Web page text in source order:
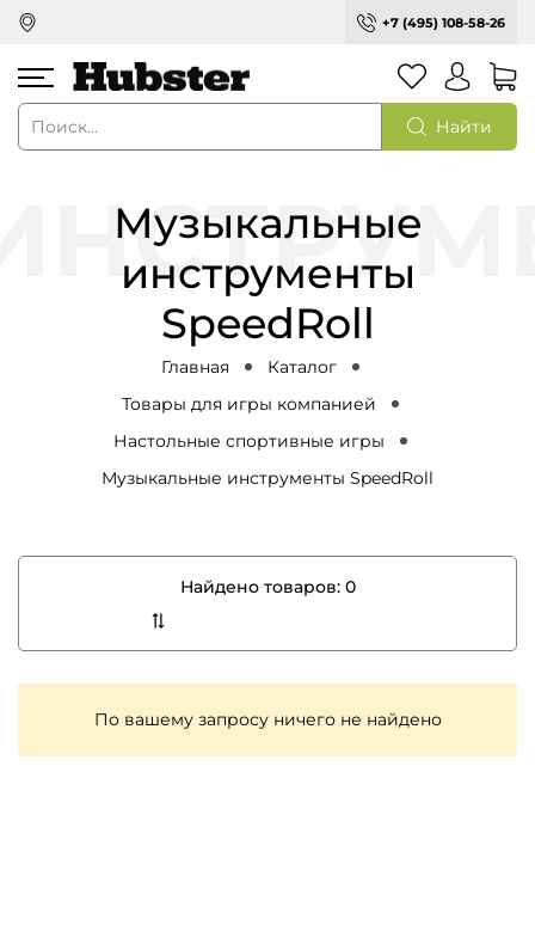
+7 (495) 108-58-26
Найти
Музыкальные
инструменты
SpeedRoll
Главная
Каталог
Товары для игры компанией
Настольные спортивные игры
Музыкальные инструменты SpeedRoll
Найдено товаров: 0
По вашему запросу ничего не найдено